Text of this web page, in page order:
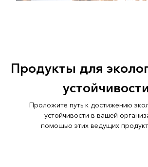
Продукты для
Проложите путь к достижению
устойчивости в вашей
помощью этих ведущих